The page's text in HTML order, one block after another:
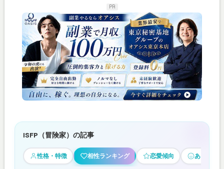
PR
ISFP（冒険家）の記事
性格・特徴 相性ランキング 恋愛傾向 あるある